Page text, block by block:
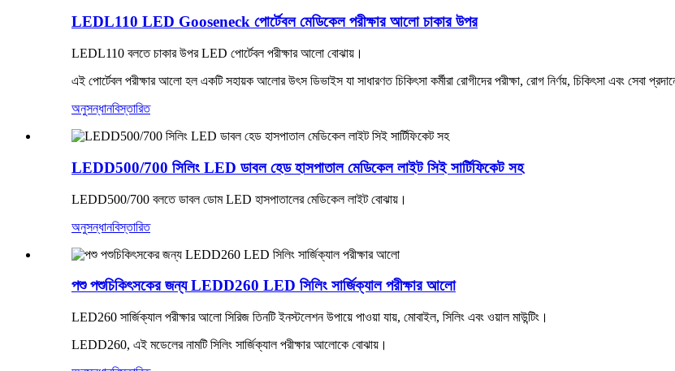
LEDL110 LED Gooseneck পোর্টেবল মেডিকেল পরীক্ষার আলো চাকার উপর
LEDL110 বলতে চাকার উপর LED পোর্টেবল পরীক্ষার আলো বোঝায়।
এই পোর্টেবল পরীক্ষার আলো হল একটি সহায়ক আলোর উৎস ডিভাইস যা সাধারণত চিকিৎসা কর্মীরা রোগীদের পরীক্ষা, রোগ নির্ণয়, চিকিৎসা এবং সেবা
অনুসন্ধানবিস্তারিত
LEDD500/700 সিলিং LED ডাবল হেড হাসপাতাল মেডিকেল লাইট সিই সার্টিফিকেট সহ
LEDD500/700 বলতে ডাবল ডোম LED হাসপাতালের মেডিকেল লাইট বোঝায়।
অনুসন্ধানবিস্তারিত
পশু পশুচিকিৎসকের জন্য LEDD260 LED সিলিং সার্জিক্যাল পরীক্ষার আলো
LED260 সার্জিক্যাল পরীক্ষার আলো সিরিজ তিনটি ইনস্টলেশন উপায়ে পাওয়া যায়, মোবাইল, সিলিং এবং ওয়াল মাউন্টিং।
LEDD260, এই মডেলের নামটি সিলিং সার্জিক্যাল পরীক্ষার আলোকে বোঝায়।